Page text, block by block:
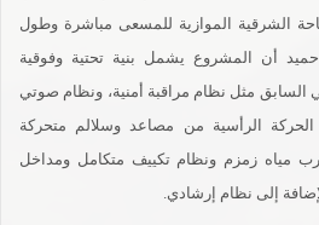
من الساحة الشرقية الموازية للمسعى مباشرة وطول
حميد أن المشروع يشمل بنية تحتية وفوقية
السابق مثل نظام مراقبة أمنية، ونظام صوتي
الرأسية من مصاعد وسلالم متحركة
مياه زمزم ونظام تكييف متكامل ومداخل
إلى نظام إرشادي.